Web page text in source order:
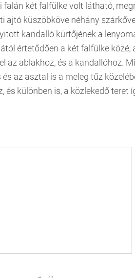
két falfülke volt látható,
ajtó küszöbköve néhány
kandalló kürtőjének a
értetődően a két falfülke közé,
az ablakhoz, és a kandallóhoz.
az asztal is a meleg tűz
és különben is, a közlekedő teret